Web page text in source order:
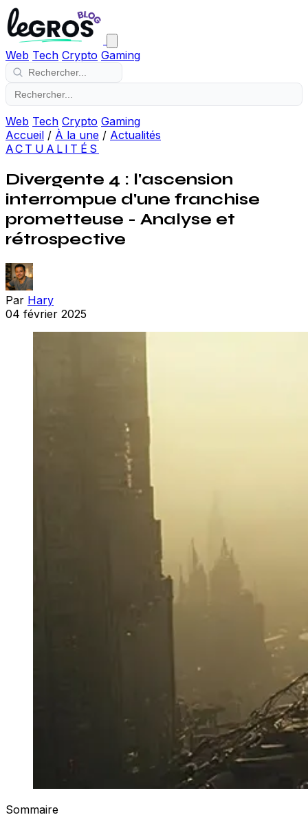
Web Tech Crypto Gaming
Web Tech Crypto Gaming
Accueil / À la une / Actualités
ACTUALITÉS
Divergente 4 : l'ascension
interrompue d'une franchise
prometteuse - Analyse et
rétrospective
Par Hary
04 février 2025
Sommaire